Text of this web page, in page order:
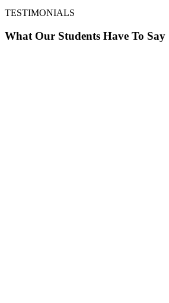
TESTIMONIALS
What Our Students Have To Say